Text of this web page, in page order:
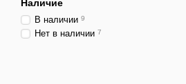
Наличие
В наличии 9
Нет в наличии 7